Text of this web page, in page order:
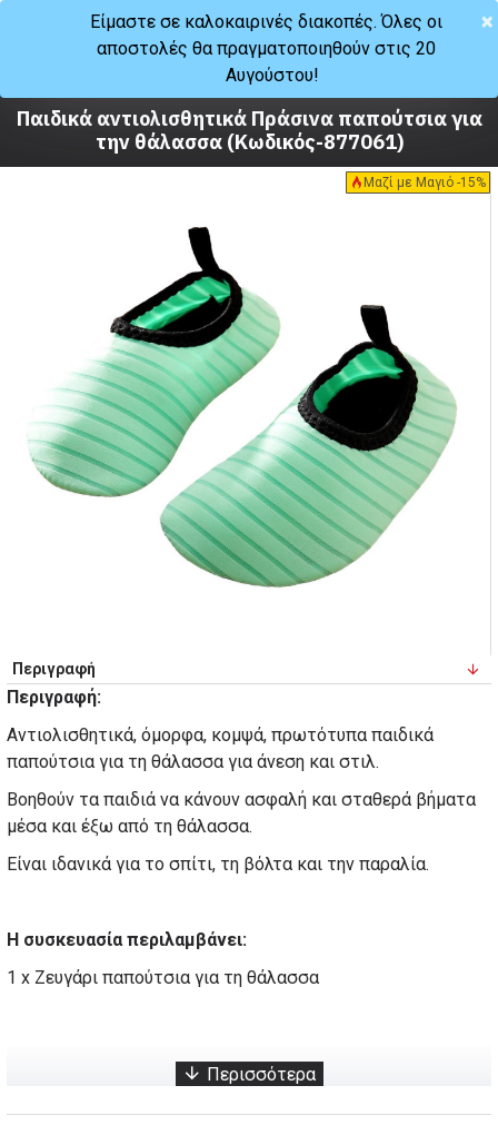
Καλοκαίρι Σανδάλια
Παιδικά αντιολισθητικά Πράσινα παπούτσια για
την θάλασσα (Κωδικός-877061)
Μαζί με Μαγιό -15%
Περιγραφή
Περιγραφή:
Αντιολισθητικά, όμορφα, κομψά, πρωτότυπα παιδικά
παπούτσια για τη θάλασσα για άνεση και στιλ.
Βοηθούν τα παιδιά να κάνουν ασφαλή και σταθερά βήματα
μέσα και έξω από τη θάλασσα.
Είναι ιδανικά για το σπίτι, τη βόλτα και την παραλία.
Η συσκευασία περιλαμβάνει:
1 x Ζευγάρι παπούτσια για τη θάλασσα
×
Είμαστε σε καλοκαιρινές διακοπές. Όλες οι
αποστολές θα πραγματοποιηθούν στις 20
Αυγούστου!